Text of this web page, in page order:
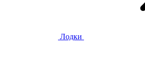
Лодки